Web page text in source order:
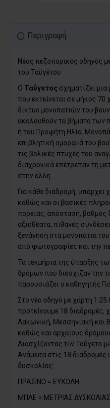
Περιγραφή
Nέος πεζοπορικός οδηγός
του Ταϋγέτου
Ο Ταΰγετος σχηματίζει
που εκτείνεται σε μήκος
δίκτυο μονοπατιών του
ακολουθούν τα βήματα των
ή του Προφήτη Ηλία.
επιβλητική ομορφιά του
τις βολικές πτυχές του
διαχρονικά επέτρεπαν τη
στην άλλη.
Για κάθε διαδρομή,
καθώς και οι βασικές
πορείας, απόσταση, βαθμός
αξιοθέατα, πιθανές
ξενάγηση στα μονοπάτια
από φωτογραφίες και την
Τα τεκμήρια της ύπαρξης
δρόμων που διέσχιζαν την
παρουσιάζει ο καθηγητής
Στο νέο οδηγό με χάρτη 1:25
προτείνουμε 18 διαδρομές,
Λακωνική, Μεσσηνιακή και
καθώς και αρχαίους
Διασχίζοντας τὸν Ταΰγετο
Ανάμεσα στις 18 διαδρομές
δυσκολίας:
ΠΡΑΣΙΝΟ = ΕΥΚΟΛΗ
ΜΠΛΕ = ΜΕΤΡΙΑΣ ΔΥΣΚΟΛΙΑΣ